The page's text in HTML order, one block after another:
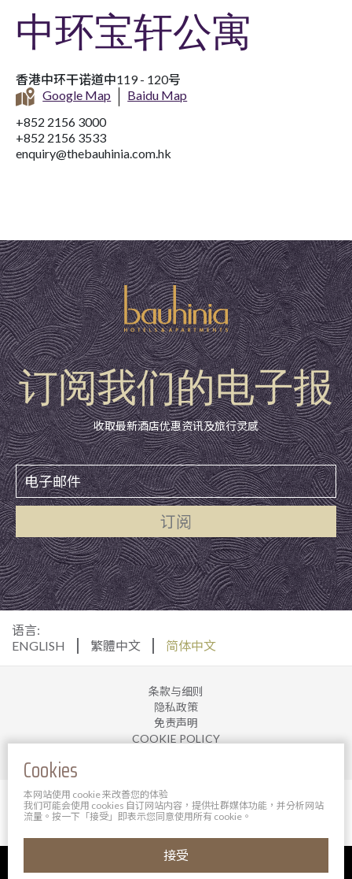
Cookies
本网站使用 cookie 来改善您的体验
我们可能会使用 cookies 自订网站内容，提供社群媒体功能，并分析网站
流量。按一下「接受」即表示您同意使用所有 cookie。
接受
中环宝轩公寓
香港中环干诺道中119 - 120号
Google Map
Baidu Map
+852 2156 3000
+852 2156 3533
enquiry@thebauhinia.com.hk
订阅我们的电子报
收取最新酒店优惠资讯及旅行灵感
订阅
语言:
ENGLISH
繁體中文 简体中文
条款与细则
隐私政策
免责声明
COOKIE POLICY
© 2025 宝轩酒店管理有限公司。 版权所有。
Powered By Bigazines